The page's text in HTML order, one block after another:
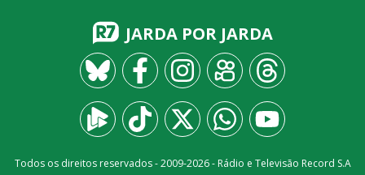
JARDA POR JARDA
Todos os direitos reservados - 2009-2026- Rádio e Televisão Record S.A